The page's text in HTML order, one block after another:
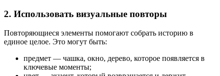
2. Использовать визуальные повторы
Повторяющиеся элементы помогают собрать историю в
единое целое. Это могут быть:
предмет — чашка, окно, дерево, которое появляется в
ключевые моменты;